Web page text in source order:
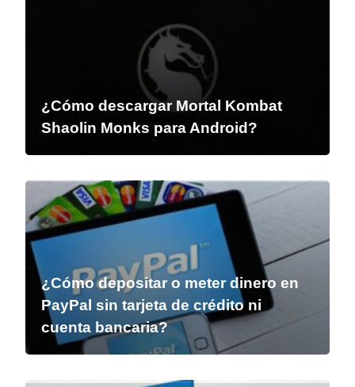
¿Cómo descargar Mortal Kombat
Shaolin Monks para Android?
¿Cómo depositar o meter dinero en
PayPal sin tarjeta de crédito ni
cuenta bancaria?